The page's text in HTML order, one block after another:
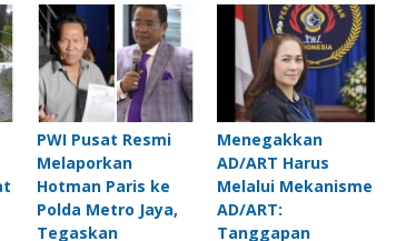
PWI Pusat Resmi
Melaporkan
Hotman Paris ke
Polda Metro Jaya,
Tegaskan
Menegakkan
AD/ART Harus
Melalui Mekanisme
AD/ART:
Tanggapan